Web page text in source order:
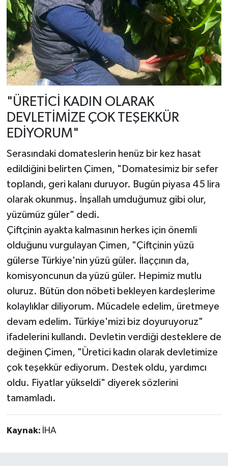
"ÜRETİCİ KADIN OLARAK
DEVLETİMİZE ÇOK TEŞEKKÜR
EDİYORUM"
Serasındaki domateslerin henüz bir kez hasat
edildiğini belirten Çimen, "Domatesimiz bir sefer
toplandı, geri kalanı duruyor. Bugün piyasa 45 lira
olarak okunmuş. İnşallah umduğumuz gibi olur,
yüzümüz güler" dedi.
Çiftçinin ayakta kalmasının herkes için önemli
olduğunu vurgulayan Çimen, "Çiftçinin yüzü
gülerse Türkiye'nin yüzü güler. İlaççının da,
komisyoncunun da yüzü güler. Hepimiz mutlu
oluruz. Bütün don nöbeti bekleyen kardeşlerime
kolaylıklar diliyorum. Mücadele edelim, üretmeye
devam edelim. Türkiye'mizi biz doyuruyoruz"
ifadelerini kullandı. Devletin verdiği desteklere de
değinen Çimen, "Üretici kadın olarak devletimize
çok teşekkür ediyorum. Destek oldu, yardımcı
oldu. Fiyatlar yükseldi" diyerek sözlerini
tamamladı.
Kaynak: İHA